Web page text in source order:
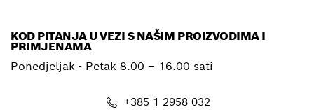
KOD PITANJA U VEZI S NAŠIM PROIZVODIMA I
PRIMJENAMA
Ponedjeljak - Petak 8.00 – 16.00 sati
+385 1 2958 032